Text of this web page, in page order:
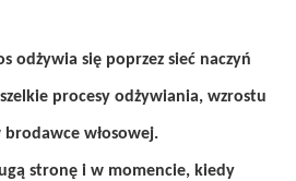
odżywia się poprzez sieć naczyń
procesy odżywiania, wzrostu
brodawce włosowej.
stronę i w momencie, kiedy